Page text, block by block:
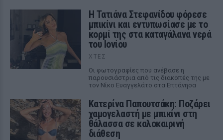
Η Τατιάνα Στεφανίδου φόρεσε
μπικίνι και εντυπωσίασε με το
κορμί της στα καταγάλανα νερά
του Ιονίου
ΧΤΕΣ
Οι φωτογραφίες που ανέβασε η
παρουσιάστρια από τις διακοπές της με
τον Νίκο Ευαγγελάτο στα Επτάνησα
Κατερίνα Παπουτσάκη: Ποζάρει
χαμογελαστή με μπικίνι στη
θάλασσα σε καλοκαιρινή
διάθεση